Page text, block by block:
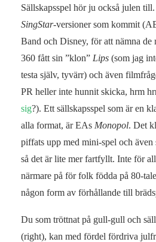
Sällskapsspel hör ju också julen
SingStar-versioner som kommit
Band och Disney, för att nämna de
360 fått sin ”klon” Lips (som jag
testa själv, tyvärr) och även
PR heller inte hunnit skicka, hrm
sig?). Ett sällskapsspel som är en
alla format, är EAs Monopol. Det
piffats upp med mini-spel och även
så det är lite mer fartfyllt. Inte för
närmare på för folk födda på 80-
någon form av förhållande till
Du som tröttnat på gull-gull och
(right), kan med fördel fördriva